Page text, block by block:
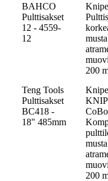
BAHCO
Pulttisakset
12 - 4559-
12
musta
200
Teng Tools
Pulttisakset
BC418 -
18" 485mm
musta
200